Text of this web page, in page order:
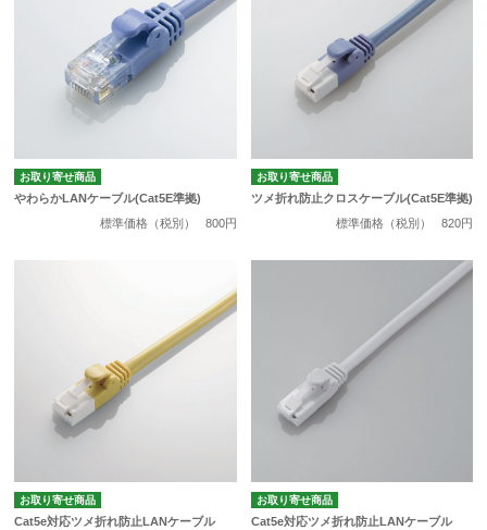
お取り寄せ商品
やわらかLANケーブル(Cat5E準拠)
標準価格（税別）
800円
お取り寄せ商品
ツメ折れ防止クロスケーブル(Cat5E準拠)
標準価格（税別）
820円
お取り寄せ商品
Cat5e対応ツメ折れ防止LANケーブル
お取り寄せ商品
Cat5e対応ツメ折れ防止LANケーブル